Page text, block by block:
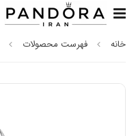
خانه فهرست محصولات